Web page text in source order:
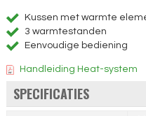
Kussen met warmte
3 warmtestanden
Eenvoudige bediening
Handleiding Heat-system
SPECIFICATIES